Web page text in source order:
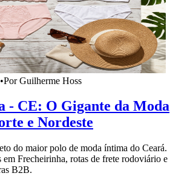
•Por Guilherme Hoss
- CE: O Gigante da Moda
e Nordeste
do maior polo de moda íntima do Ceará.
em Frecheirinha, rotas de frete rodoviário e
B2B.